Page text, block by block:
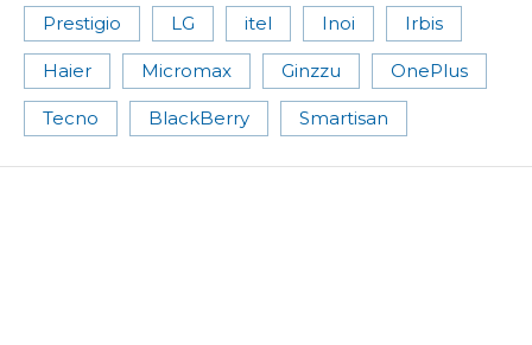
Prestigio LG itel Inoi Irbis
Haier Micromax Ginzzu OnePlus
Tecno BlackBerry Smartisan